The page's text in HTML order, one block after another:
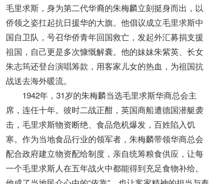
毛里求斯，身为第二代华裔的朱梅麟立刻挺身而出，以
侨领之姿扛起抗日援华的大旗。他倡议成立毛里求斯中
国自卫队，号召华侨青年回国救亡，发起外汇募捐支援
祖国，自己更是多次慷慨解囊。他的妹妹朱紫英、长女
朱志筠还登台演唱筹款，用客家儿女的热血，为祖国抗
战送去海外暖流。
1942年，31岁的朱梅麟当选毛里求斯华商总会主
席，连任十年。彼时二战正酣，英国商船遭德国潜艇袭
击，毛里求斯物资断绝、食品危机爆发，百姓陷入饥
寒。作为当地食品行业的领军者，朱梅麟带领华商总会
配合政府建立物资配给制度，亲自统筹粮食供应，让每
一个毛里求斯人在五年战火中都能得到充足食物补给。